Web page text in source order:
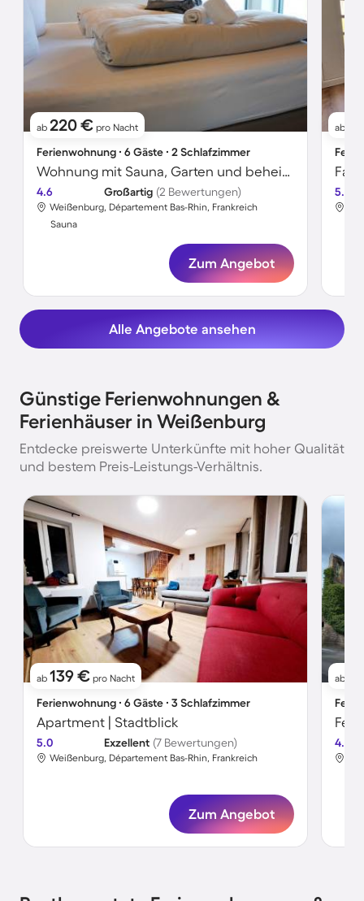
ab 220 € pro Nacht
Ferienwohnung ∙ 6 Gäste ∙ 2 Schlafzimmer
Wohnung mit Sauna, Garten und beheiztem Pool
4.6 Großartig (2 Bewertungen)
Weißenburg, Département Bas-Rhin, Frankreich
Sauna
Zum Angebot
ab
5.0
Alle Angebote ansehen
Günstige Ferienwohnungen &
Ferienhäuser in Weißenburg
Entdecke preiswerte Unterkünfte mit hoher Qualität
und bestem Preis-Leistungs-Verhältnis.
ab 139 € pro Nacht
Ferienwohnung ∙ 6 Gäste ∙ 3 Schlafzimmer
Apartment | Stadtblick
5.0 Exzellent (7 Bewertungen)
Weißenburg, Département Bas-Rhin, Frankreich
Zum Angebot
ab
4.7